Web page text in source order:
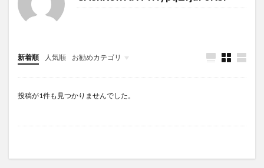
新着順 人気順 お勧めカテゴリ
Infomation
投稿が1件も見つかりませんでした。
Visual Studio Code